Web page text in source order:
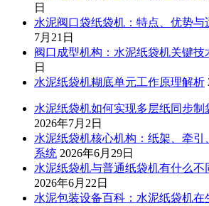
日
水泥阀口袋纸袋机：特点、优势与
7月21日
阀口成型机构：水泥纸袋机关键技
日
水泥纸袋机糊底单元工作原理解析
水泥纸袋机如何实现多层纸同步制
2026年7月2日
水泥纸袋机核心机构：纸架、牵
系统 2026年6月29日
水泥纸袋机与普通纸袋机有什么不
2026年6月22日
水泥包装设备百科：水泥纸袋机在